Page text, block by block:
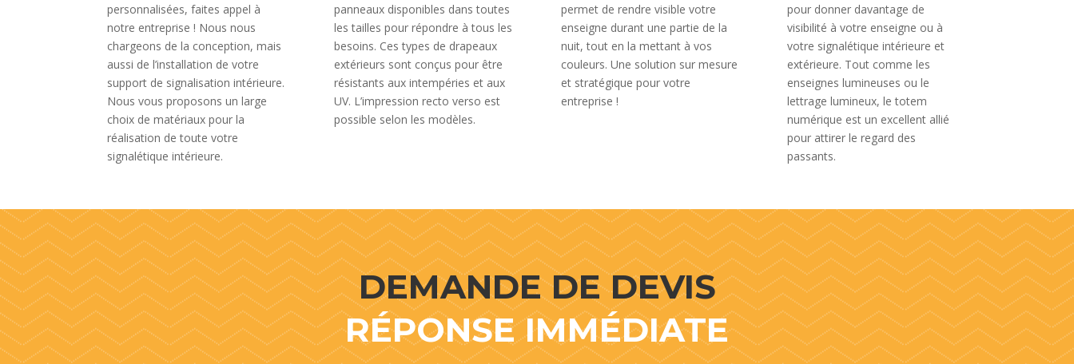
personnalisées, faites appel à
notre entreprise ! Nous nous
chargeons de la conception, mais
aussi de l’installation de votre
support de signalisation intérieure.
Nous vous proposons un large
choix de matériaux pour la
réalisation de toute votre
signalétique intérieure.
panneaux disponibles dans toutes
les tailles pour répondre à tous les
besoins. Ces types de drapeaux
extérieurs sont conçus pour être
résistants aux intempéries et aux
UV. L’impression recto verso est
possible selon les modèles.
permet de rendre visible votre
enseigne durant une partie de la
nuit, tout en la mettant à vos
couleurs. Une solution sur mesure
et stratégique pour votre
entreprise !
pour donner davantage de
visibilité à votre enseigne ou à
votre signalétique intérieure et
extérieure. Tout comme les
enseignes lumineuses ou le
lettrage lumineux, le totem
numérique est un excellent allié
pour attirer le regard des
passants.
DEMANDE DE DEVIS
RÉPONSE IMMÉDIATE